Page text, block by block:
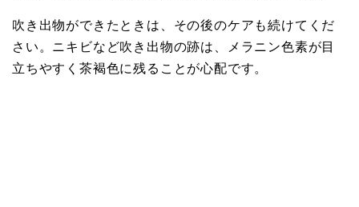
吹き出物ができたときは、その後のケアも続けてくだ
さい。ニキビなど吹き出物の跡は、メラニン色素が目
立ちやすく茶褐色に残ることが心配です。